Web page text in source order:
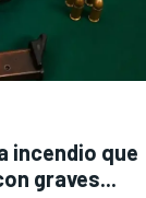
incendio que
graves...